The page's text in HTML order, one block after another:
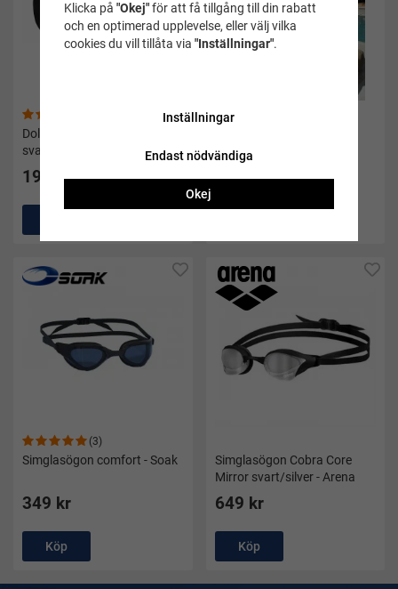
Dolme Foam pull buoy II
svart från Soak
199 kr
swimsuit svart - Soak
299 kr
(3)
Simglasögon comfort - Soak
349 kr
Köp
Simglasögon Cobra Core
Mirror svart/silver - Arena
649 kr
Köp
Klicka på "Okej"för att få tillgång till din rabatt
och en optimerad upplevelse, eller välj vilka
cookies du vill tillåta via "Inställningar".
Inställningar
Endast nödvändiga
Okej